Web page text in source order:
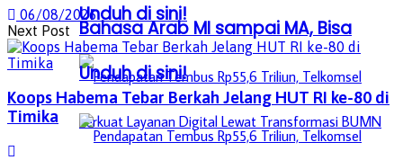
Unduh di sini!
Bahasa Arab MI sampai MA, Bisa
Unduh di sini!
06/08/2026
Next Post
Koops Habema Tebar Berkah Jelang HUT RI ke-80 di
Timika